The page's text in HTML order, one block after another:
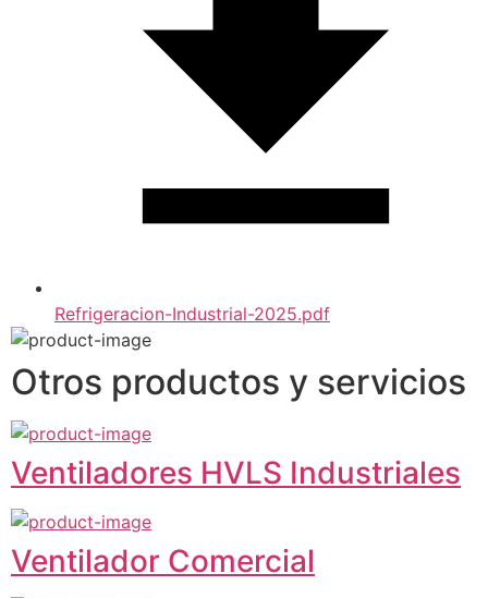
Refrigeracion-Industrial-2025.pdf
Otros productos y servicios
Ventiladores HVLS Industriales
Ventilador Comercial